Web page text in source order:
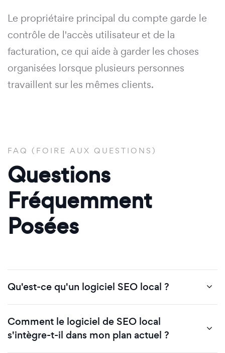
Le propriétaire principal du compte garde le
contrôle de l'accès utilisateur et de la
facturation, ce qui aide à garder les choses
organisées lorsque plusieurs personnes
travaillent sur les mêmes clients.
FAQ (FOIRE AUX QUESTIONS)
Questions
Fréquemment
Posées
Qu'est-ce qu'un logiciel SEO local ?
Comment le logiciel de SEO local
s'intègre-t-il dans mon plan actuel ?